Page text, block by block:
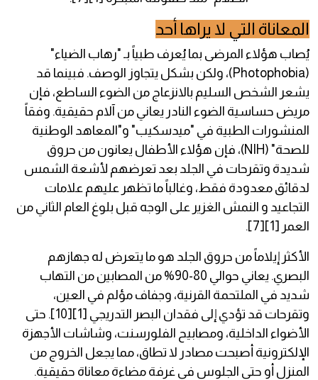
المعاناة التي لا يراها أحد
يُصاب هؤلاء المرضى بما يُعرف طبياً بـ "رهاب الضياء"
(Photophobia)، ولكن بشكل يتجاوز الوصف. فبينما قد
يشعر الشخص السليم بالانزعاج من الضوء الساطع، فإن
مريض حساسية الضوء النادر يعاني من آلام حقيقية. وفقاً
المنشورات الطبية في "ميدسكيب" و"المعاهد الوطنية
للصحة" (NIH)، فإن هؤلاء الأطفال يعانون من حروق
شديدة وتقرحات في الجلد بعد تعرضهم لأشعة الشمس
لدقائق معدودة فقط، وغالباً ما تظهر عليهم علامات
التجاعيد و النمش الغزير على الوجه قبل بلوغ العام الثاني من
العمر [1][7].
الأكثر إيلاماً من حروق الجلد هو ما يتعرض له جهازهم
البصري. يعاني حوالي 80-90% من المصابين من التهاب
شديد في الملتحمة القرنية، وجفاف مؤلم في العين،
وتقرحات قد تؤدي إلى فقدان البصر التدريجي [1][10]. حتى
الأضواء الداخلية، ومصابيح الفلورسنت، وشاشات الأجهزة
الإلكترونية أصبحت مصادر لا تطاق، مما يجعل الخروج من
المنزل أو حتى الجلوس في غرفة مضاءة معاناة حقيقية.